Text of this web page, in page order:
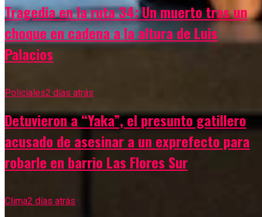
Tragedia en la ruta 34: Un muerto tras un
choque en cadena a la altura de Luis
Palacios
Policiales2 días atrás
Detuvieron a “Yaka”, el presunto gatillero
acusado de asesinar a un exprefecto para
robarle en barrio Las Flores Sur
Clima2 días atrás